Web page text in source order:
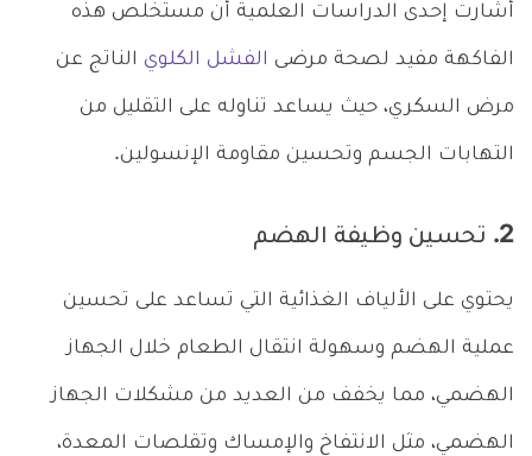
أشارت إحدى الدراسات العلمية أن مستخلص هذه
الفاكهة مفيد لصحة مرضى الفشل الكلوي الناتج عن
مرض السكري، حيث يساعد تناوله على التقليل من
التهابات الجسم وتحسين مقاومة الإنسولين.
2. تحسين وظيفة الهضم
يحتوي على الألياف الغذائية التي تساعد على تحسين
عملية الهضم وسهولة انتقال الطعام خلال الجهاز
الهضمي، مما يخفف من العديد من مشكلات الجهاز
الهضمي، مثل الانتفاخ والإمساك وتقلصات المعدة،